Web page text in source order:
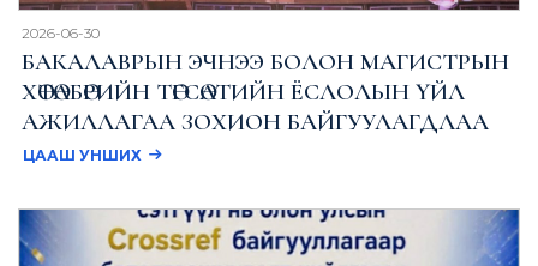
БАКАЛАВРЫН ЭЧНЭЭ БОЛОН МАГИСТРЫН
ХӨТӨЛБӨРИЙН ТӨГСӨЛТИЙН ЁСЛОЛЫН ҮЙЛ
АЖИЛЛАГАА ЗОХИОН БАЙГУУЛАГДЛАА
2026-06-30
ЦААШ УНШИХ